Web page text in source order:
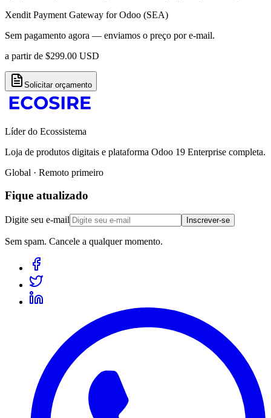
Xendit Payment Gateway for Odoo (SEA)
Sem pagamento agora — enviamos o preço por e-mail.
a partir de $299.00 USD
Solicitar orçamento
Líder do Ecossistema
Loja de produtos digitais e plataforma Odoo 19 Enterprise completa.
Global · Remoto primeiro
Fique atualizado
Digite seu e-mail Inscrever-se
Sem spam. Cancele a qualquer momento.